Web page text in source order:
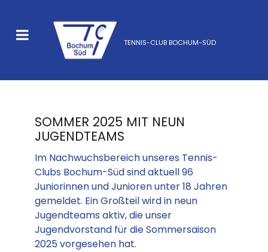
TENNIS-CLUB BOCHUM-SÜD
SOMMER 2025 MIT NEUN
JUGENDTEAMS
Im Nachwuchsbereich unseres Tennis-
Clubs Bochum-Süd sind aktuell 96
Juniorinnen und Junioren unter 18 Jahren
gemeldet. Ein Großteil wird in neun
Jugendteams aktiv, die unser
Jugendvorstand für die Sommersaison
2025 vorgesehen hat.